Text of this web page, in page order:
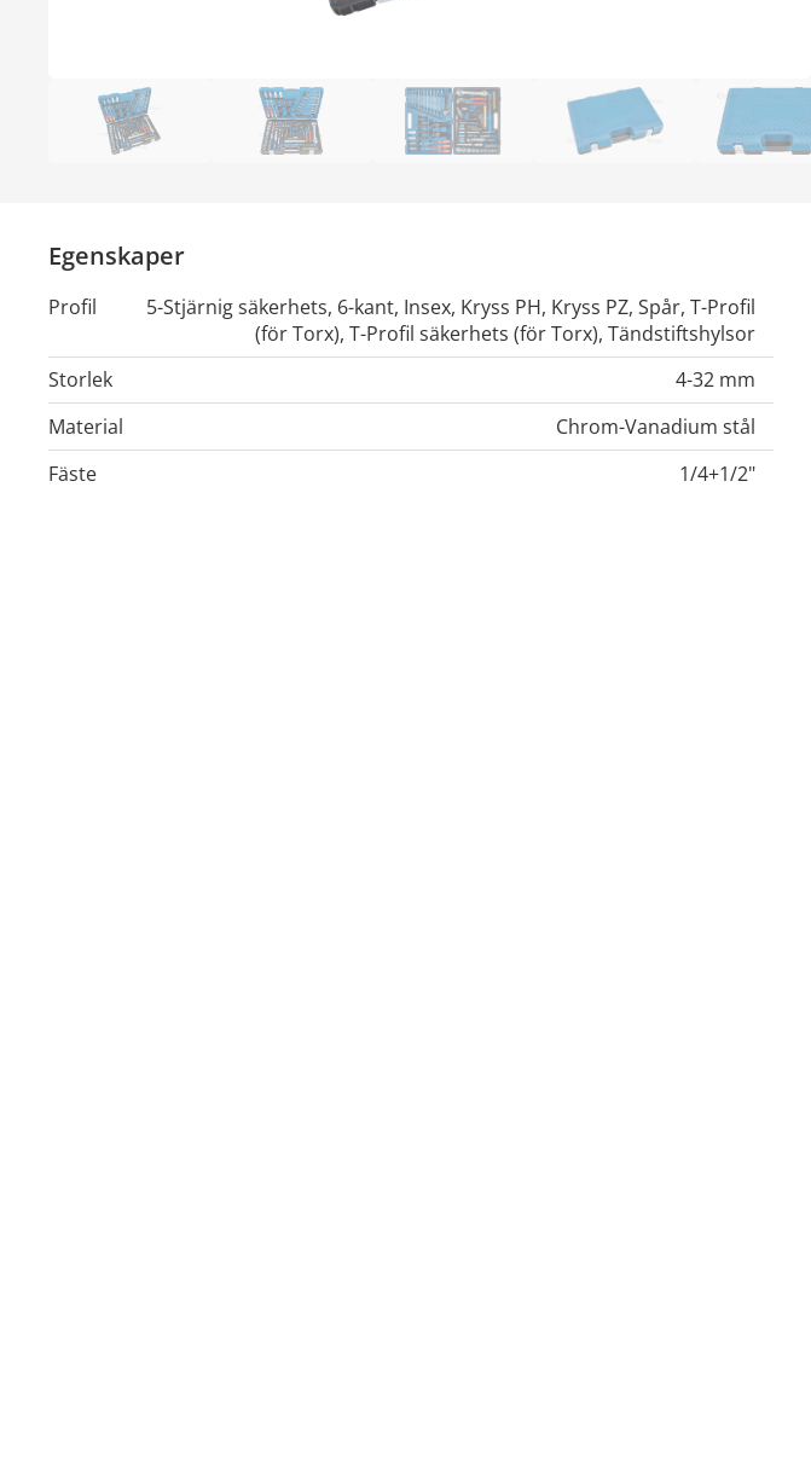
Egenskaper
Profil 5-Stjärnig säkerhets, 6-kant, Insex, Kryss PH, Kryss PZ, Spår, T-Profil
(för Torx), T-Profil säkerhets (för Torx), Tändstiftshylsor
Storlek
4-32 mm
Material
Chrom-Vanadium stål
Fäste
1/4+1/2"